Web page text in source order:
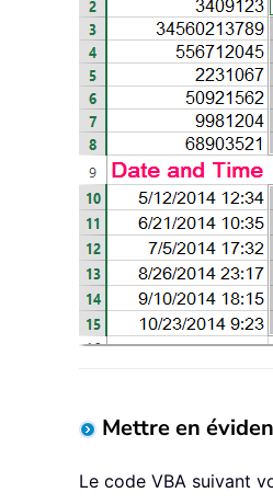
Mettre en
Le code VBA suivant